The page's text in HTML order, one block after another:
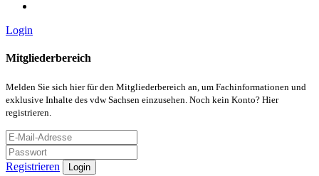
Login
Mitgliederbereich
Melden Sie sich hier für den Mitgliederbereich an, um Fachinformationen und
exklusive Inhalte des vdw Sachsen einzusehen. Noch kein Konto? Hier
registrieren.
Registrieren Login